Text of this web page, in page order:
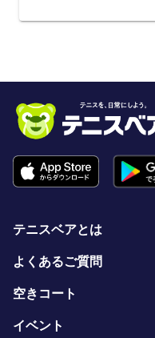
テニスベアとは
よくあるご質問
空きコート
イベント